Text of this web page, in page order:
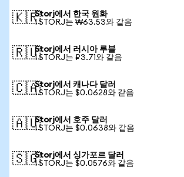
🇰🇷Storj에서 한국 원화
1 STORJ는 ₩63.53와 같음
🇷🇺Storj에서 러시아 루블
1 STORJ는 ₽3.71와 같음
🇨🇦Storj에서 캐나다 달러
1 STORJ는 $0.0628와 같음
🇦🇺Storj에서 호주 달러
1 STORJ는 $0.0638와 같음
🇸🇬Storj에서 싱가포르 달러
1 STORJ는 $0.0576와 같음